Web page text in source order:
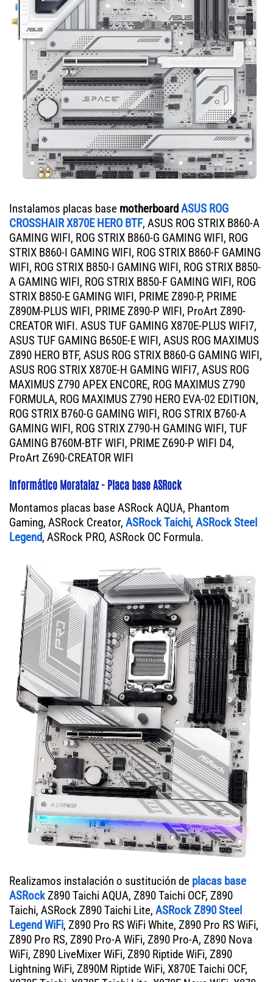
Instalamos placas base motherboardASUS ROG
CROSSHAIR X870E HERO BTF, ASUS ROG STRIX B860-A
GAMING WIFI, ROG STRIX B860-G GAMING WIFI, ROG
STRIX B860-I GAMING WIFI, ROG STRIX B860-F GAMING
WIFI, ROG STRIX B850-I GAMING WIFI, ROG STRIX B850-
A GAMING WIFI, ROG STRIX B850-F GAMING WIFI, ROG
STRIX B850-E GAMING WIFI, PRIME Z890-P, PRIME
Z890M-PLUS WIFI, PRIME Z890-P WIFI, ProArt Z890-
CREATOR WIFI. ASUS TUF GAMING X870E-PLUS WIFI7,
ASUS TUF GAMING B650E-E WIFI, ASUS ROG MAXIMUS
Z890 HERO BTF, ASUS ROG STRIX B860-G GAMING WIFI,
ASUS ROG STRIX X870E-H GAMING WIFI7, ASUS ROG
MAXIMUS Z790 APEX ENCORE, ROG MAXIMUS Z790
FORMULA, ROG MAXIMUS Z790 HERO EVA-02 EDITION,
ROG STRIX B760-G GAMING WIFI, ROG STRIX B760-A
GAMING WIFI, ROG STRIX Z790-H GAMING WIFI, TUF
GAMING B760M-BTF WIFI, PRIME Z690-P WIFI D4,
ProArt Z690-CREATOR WIFI
Informático Moratalaz - Placa base ASRock
Montamos placas base ASRock AQUA, Phantom
Gaming, ASRock Creator, ASRock Taichi, ASRock Steel
Legend, ASRock PRO, ASRock OC Formula.
Realizamos instalación o sustitución de placas base
ASRockZ890 Taichi AQUA, Z890 Taichi OCF, Z890
Taichi, ASRock Z890 Taichi Lite, ASRock Z890 Steel
Legend WiFi, Z890 Pro RS WiFi White, Z890 Pro RS WiFi,
Z890 Pro RS, Z890 Pro-A WiFi, Z890 Pro-A, Z890 Nova
WiFi, Z890 LiveMixer WiFi, Z890 Riptide WiFi, Z890
Lightning WiFi, Z890M Riptide WiFi, X870E Taichi OCF,